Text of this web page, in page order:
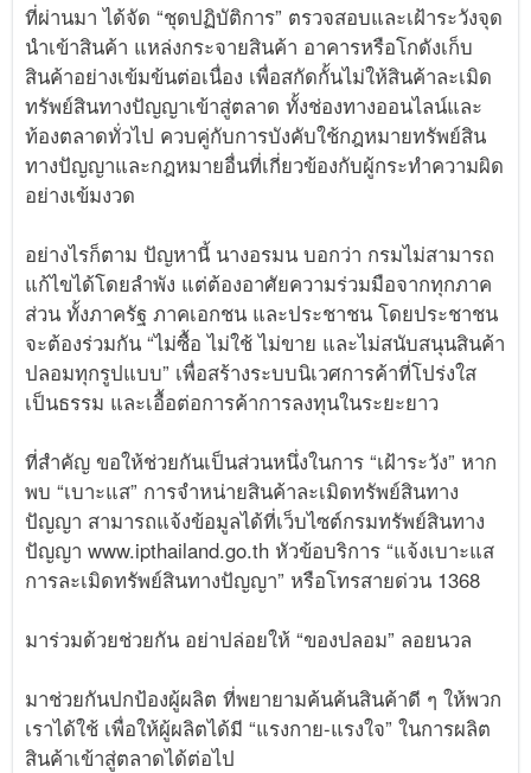
ที่ผ่านมา ได้จัด “ชุดปฏิบัติการ” ตรวจสอบและเฝ้าระวังจุด
นำเข้าสินค้า แหล่งกระจายสินค้า อาคารหรือโกดังเก็บ
สินค้าอย่างเข้มข้นต่อเนื่อง เพื่อสกัดกั้นไม่ให้สินค้าละเมิด
ทรัพย์สินทางปัญญาเข้าสู่ตลาด ทั้งช่องทางออนไลน์และ
ท้องตลาดทั่วไป ควบคู่กับการบังคับใช้กฎหมายทรัพย์สิน
ทางปัญญาและกฎหมายอื่นที่เกี่ยวข้องกับผู้กระทำความผิด
อย่างเข้มงวด
อย่างไรก็ตาม ปัญหานี้ นางอรมน บอกว่า กรมไม่สามารถ
แก้ไขได้โดยลำพัง แต่ต้องอาศัยความร่วมมือจากทุกภาค
ส่วน ทั้งภาครัฐ ภาคเอกชน และประชาชน โดยประชาชน
จะต้องร่วมกัน “ไม่ซื้อ ไม่ใช้ ไม่ขาย และไม่สนับสนุนสินค้า
ปลอมทุกรูปแบบ” เพื่อสร้างระบบนิเวศการค้าที่โปร่งใส
เป็นธรรม และเอื้อต่อการค้าการลงทุนในระยะยาว
ที่สำคัญ ขอให้ช่วยกันเป็นส่วนหนึ่งในการ “เฝ้าระวัง” หาก
พบ “เบาะแส” การจำหน่ายสินค้าละเมิดทรัพย์สินทาง
ปัญญา สามารถแจ้งข้อมูลได้ที่เว็บไซต์กรมทรัพย์สินทาง
ปัญญา www.ipthailand.go.th หัวข้อบริการ “แจ้งเบาะแส
การละเมิดทรัพย์สินทางปัญญา” หรือโทรสายด่วน 1368
มาร่วมด้วยช่วยกัน อย่าปล่อยให้ “ของปลอม” ลอยนวล
มาช่วยกันปกป้องผู้ผลิต ที่พยายามค้นค้นสินค้าดี ๆ ให้พวก
เราได้ใช้ เพื่อให้ผู้ผลิตได้มี “แรงกาย-แรงใจ” ในการผลิต
สินค้าเข้าสู่ตลาดได้ต่อไป